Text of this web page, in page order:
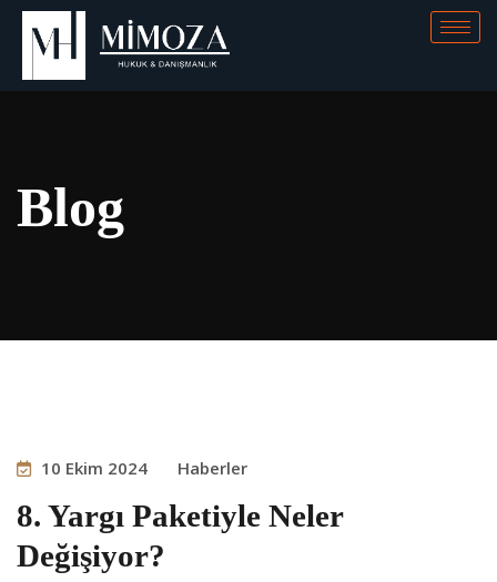
Blog
10 Ekim 2024 Haberler
8. Yargı Paketiyle Neler
Değişiyor?